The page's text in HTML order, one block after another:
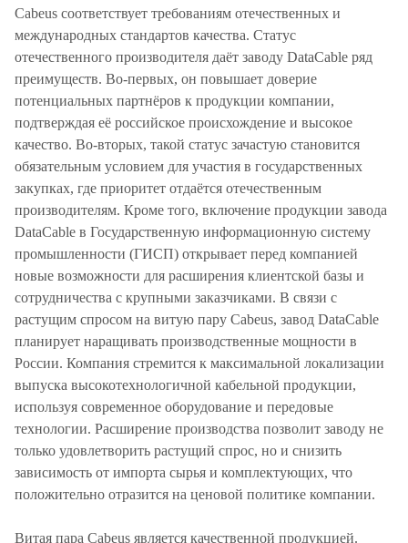
Cabeus соответствует требованиям отечественных и
международных стандартов качества. Статус
отечественного производителя даёт заводу DataCable ряд
преимуществ. Во-первых, он повышает доверие
потенциальных партнёров к продукции компании,
подтверждая её российское происхождение и высокое
качество. Во-вторых, такой статус зачастую становится
обязательным условием для участия в государственных
закупках, где приоритет отдаётся отечественным
производителям. Кроме того, включение продукции завода
DataCable в Государственную информационную систему
промышленности (ГИСП) открывает перед компанией
новые возможности для расширения клиентской базы и
сотрудничества с крупными заказчиками. В связи с
растущим спросом на витую пару Cabeus, завод DataCable
планирует наращивать производственные мощности в
России. Компания стремится к максимальной локализации
выпуска высокотехнологичной кабельной продукции,
используя современное оборудование и передовые
технологии. Расширение производства позволит заводу не
только удовлетворить растущий спрос, но и снизить
зависимость от импорта сырья и комплектующих, что
положительно отразится на ценовой политике компании.
Витая пара Cabeus является качественной продукцией.